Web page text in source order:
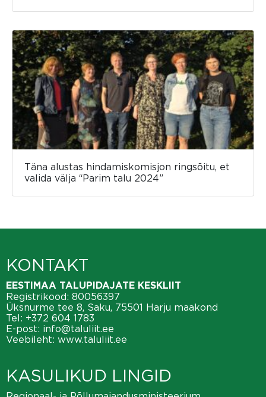
Täna alustas hindamiskomisjon ringsõitu, et
valida välja “Parim talu 2024”
KONTAKT
EESTIMAA TALUPIDAJATE KESKLIIT
Registrikood: 80056397
Üksnurme tee 8, Saku, 75501 Harju maakond
Tel: +372 604 1783
E-post: info@taluliit.ee
Veebileht: www.taluliit.ee
KASULIKUD LINGID